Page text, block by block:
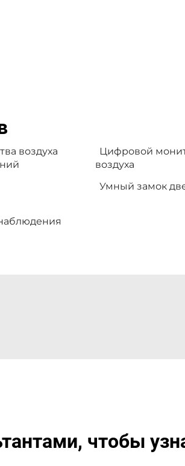
воздуха
Цифровой
воздуха
Умный замок
чтобы